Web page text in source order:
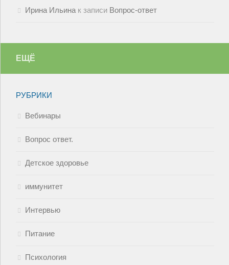
Ирина Ильина к записи Вопрос-ответ
ЕЩЁ
РУБРИКИ
Вебинары
Вопрос ответ.
Детское здоровье
иммунитет
Интервью
Питание
Психология